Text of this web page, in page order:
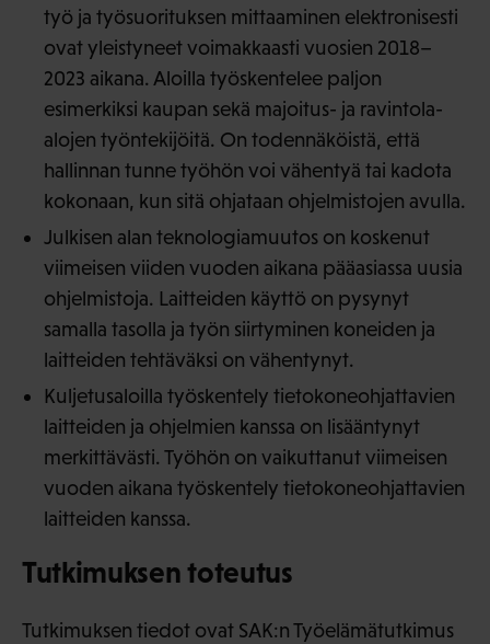
työ ja työsuorituksen mittaaminen elektronisesti
ovat yleistyneet voimakkaasti vuosien 2018–
2023 aikana. Aloilla työskentelee paljon
esimerkiksi kaupan sekä majoitus- ja ravintola-
alojen työntekijöitä. On todennäköistä, että
hallinnan tunne työhön voi vähentyä tai kadota
kokonaan, kun sitä ohjataan ohjelmistojen avulla.
Julkisen alan teknologiamuutos on koskenut
viimeisen viiden vuoden aikana pääasiassa uusia
ohjelmistoja. Laitteiden käyttö on pysynyt
samalla tasolla ja työn siirtyminen koneiden ja
laitteiden tehtäväksi on vähentynyt.
Kuljetusaloilla työskentely tietokoneohjattavien
laitteiden ja ohjelmien kanssa on lisääntynyt
merkittävästi. Työhön on vaikuttanut viimeisen
vuoden aikana työskentely tietokoneohjattavien
laitteiden kanssa.
Tutkimuksen toteutus
Tutkimuksen tiedot ovat SAK:n Työelämätutkimus